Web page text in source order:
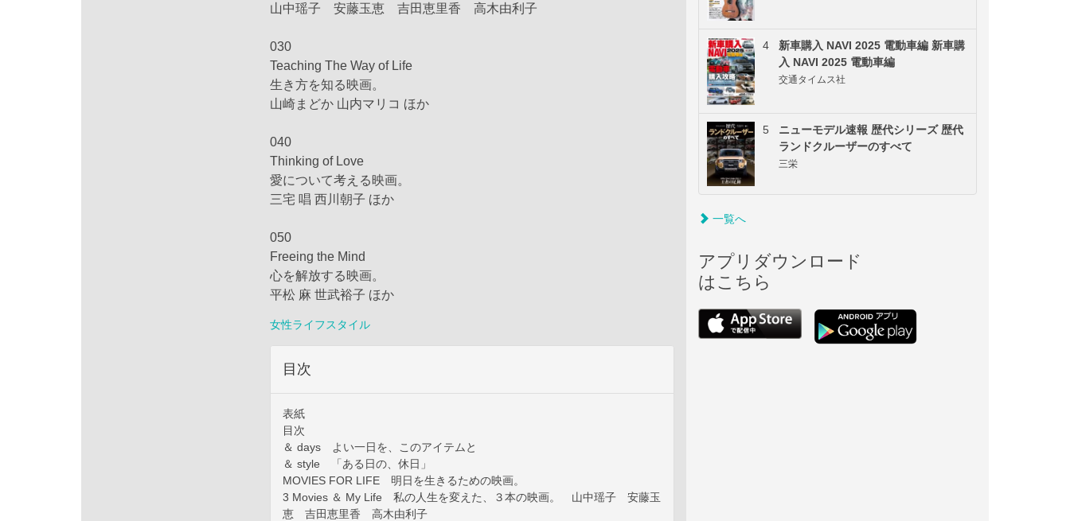
山中瑶子 安藤玉恵 吉田恵里香 高木由利子
030
Teaching The Way of Life
生き方を知る映画。
山崎まどか 山内マリコ ほか
040
Thinking of Love
愛について考える映画。
三宅 唱 西川朝子 ほか
050
Freeing the Mind
心を解放する映画。
平松 麻 世武裕子 ほか
女性ライフスタイル
目次
表紙
目次
＆ days よい一日を、このアイテムと
＆ style 「ある日の、休日」
MOVIES FOR LIFE 明日を生きるための映画。
3 Movies ＆ My Life 私の人生を変えた、３本の映画。 山中瑶子 安藤玉
恵 吉田恵里香 高木由利子
4
新車購入 NAVI 2025 電動車編 新車購
入 NAVI 2025 電動車編
交通タイムス社
5
ニューモデル速報 歴代シリーズ 歴代
ランドクルーザーのすべて
三栄
一覧へ
アプリダウンロード
はこちら